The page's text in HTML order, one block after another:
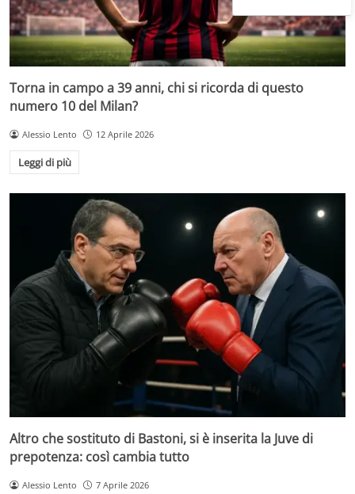
Torna in campo a 39 anni, chi si ricorda di questo
numero 10 del Milan?
Alessio Lento 12 Aprile 2026
Leggi di più
Altro che sostituto di Bastoni, si è inserita la Juve di
prepotenza: così cambia tutto
Alessio Lento 7 Aprile 2026